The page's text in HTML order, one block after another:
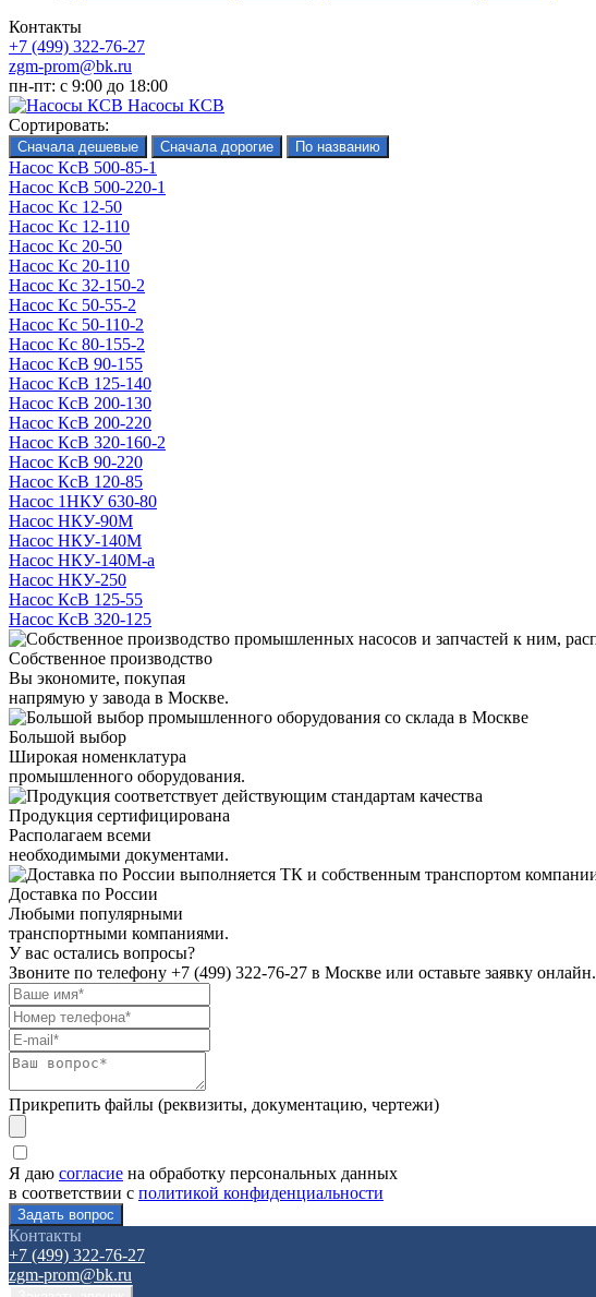
Контакты
+7 (499) 322-76-27
zgm-prom@bk.ru
пн-пт: с 9:00 до 18:00
Насосы КСВ
Сортировать:
Насос КсВ 500-85-1
Насос КсВ 500-220-1
Насос Кс 12-50
Насос Кс 12-110
Насос Кс 20-50
Насос Кс 20-110
Насос Кс 32-150-2
Насос Кс 50-55-2
Насос Кс 50-110-2
Насос Кс 80-155-2
Насос КсВ 90-155
Насос КсВ 125-140
Насос КсВ 200-130
Насос КсВ 200-220
Насос КсВ 320-160-2
Насос КсВ 90-220
Насос КсВ 120-85
Насос 1НКУ 630-80
Насос НКУ-90М
Насос НКУ-140М
Насос НКУ-140М-а
Насос НКУ-250
Насос КсВ 125-55
Насос КсВ 320-125
Собственное производство
Вы экономите, покупая
напрямую у завода в Москве.
Большой выбор
Широкая номенклатура
промышленного оборудования.
Продукция сертифицирована
Располагаем всеми
необходимыми документами.
Доставка по России
Любыми популярными
транспортными компаниями.
У вас остались вопросы?
Звоните по телефону +7 (499) 322-76-27 в Москве или оставьте заявку онлайн.
Прикрепить файлы (реквизиты, документацию, чертежи)
Я даю согласие на обработку персональных данных
в соответствии с политикой конфиденциальности
Контакты
+7 (499) 322-76-27
zgm-prom@bk.ru